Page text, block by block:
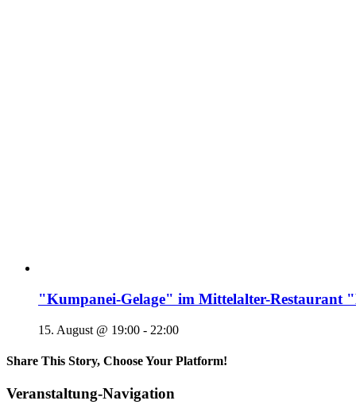
"Kumpanei-Gelage" im Mittelalter-
15. August @ 19:00 - 22:00
Share This Story, Choose Your Platform!
Veranstaltung-Navigation